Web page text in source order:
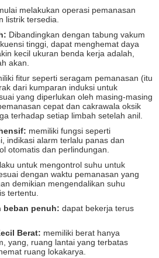
melakukan operasi pemanasan
listrik tersedia.
Dibandingkan dengan tabung vakum
tinggi, dapat menghemat daya
kecil ukuran benda kerja adalah,
akan.
fitur seperti seragam pemanasan (itu
dari kumparan induksi untuk
yang diperlukan oleh masing-masing
cepat dan cakrawala oksik
terhadap setiap limbah setelah anil.
memiliki fungsi seperti
indikasi alarm terlalu panas dan
otomatis dan perlindungan.
untuk mengontrol suhu untuk
dengan waktu pemanasan yang
demikian mengendalikan suhu
tertentu.
beban penuh: dapat bekerja terus
Berat: memiliki berat hanya
yang, ruang lantai yang terbatas
ruang lokakarya.